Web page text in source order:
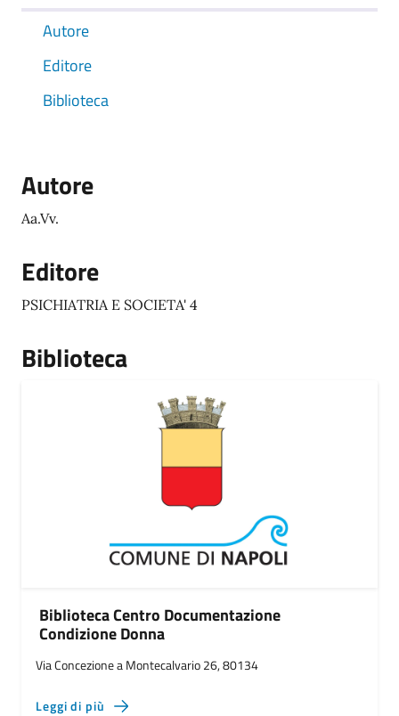
Autore
Editore
Biblioteca
Autore
Aa.Vv.
Editore
PSICHIATRIA E SOCIETA' 4
Biblioteca
Biblioteca Centro Documentazione
Condizione Donna
Via Concezione a Montecalvario 26, 80134
Leggi di più